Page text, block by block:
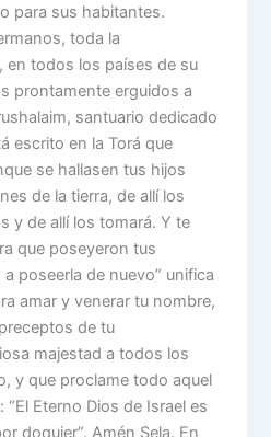
para sus habitantes.
toda la
en todos los países de su
prontamente erguidos a
santuario dedicado
escrito en la Torá que
se hallasen tus hijos
de la tierra, de allí los
y de allí los tomará. Y te
que poseyeron tus
poseerla de nuevo” unifica
amar y venerar tu nombre,
de tu
majestad a todos los
y que proclame todo aquel
Eterno Dios de Israel es
doquier”. Amén Sela. En